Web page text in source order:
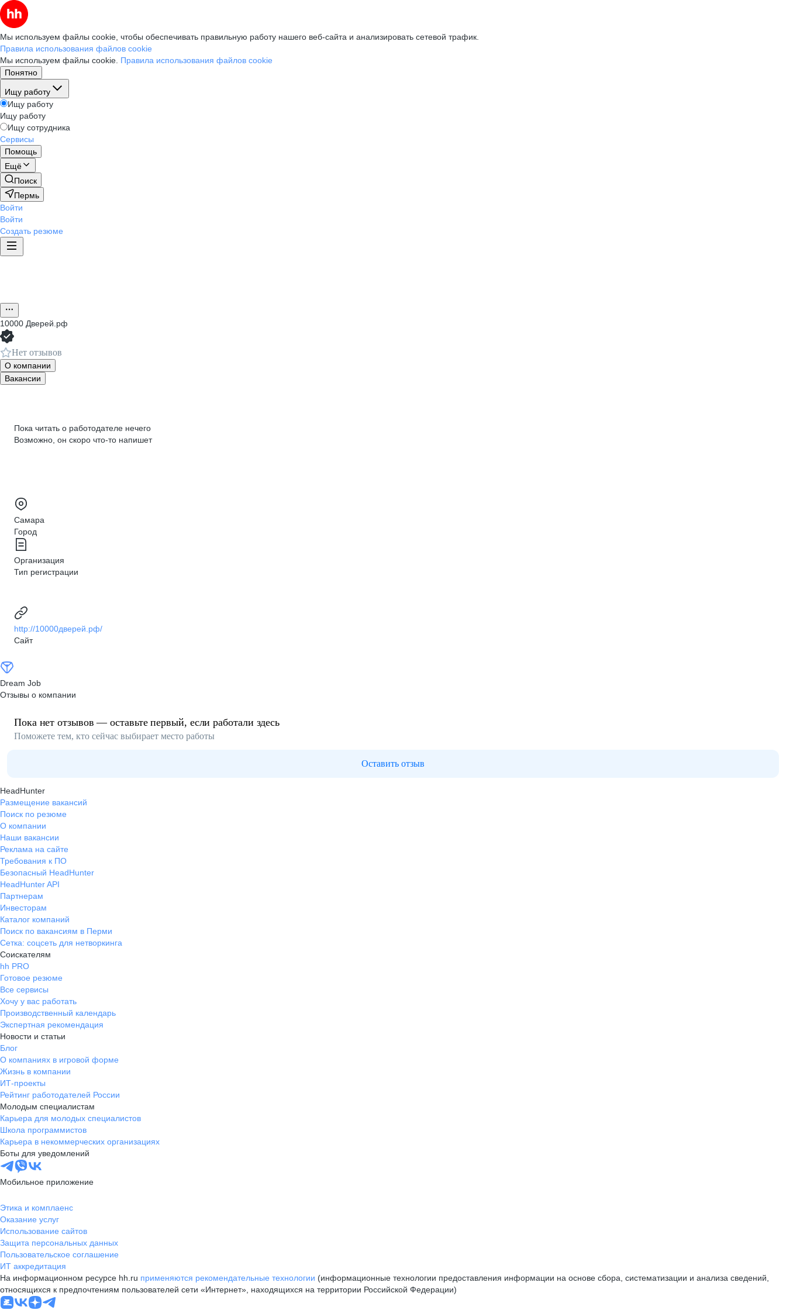
Мы используем файлы cookie, чтобы обеспечивать правильную работу нашего веб-сайта и анализировать сетевой трафик.
Правила использования файлов cookie
Мы используем файлы cookie. Правила использования файлов cookie
Понятно
Ищу работу
Ищу работу
Ищу работу
Ищу сотрудника
Сервисы
Помощь
Ещё
Поиск
Пермь
Войти
Войти
Создать резюме
10000 Дверей.рф
Нет отзывов
О компании
Вакансии
Пока читать о работодателе нечего
Возможно, он скоро что‑то напишет
Самара
Город
Организация
Тип регистрации
http://10000дверей.рф/
Сайт
Dream Job
Отзывы о компании
Пока нет отзывов — оставьте первый, если работали здесь
Поможете тем, кто сейчас выбирает место работы
Оставить отзыв
HeadHunter
Размещение вакансий
Поиск по резюме
О компании
Наши вакансии
Реклама на сайте
Требования к ПО
Безопасный HeadHunter
HeadHunter API
Партнерам
Инвесторам
Каталог компаний
Поиск по вакансиям в Перми
Сетка: соцсеть для нетворкинга
Соискателям
hh PRO
Готовое резюме
Все сервисы
Хочу у вас работать
Производственный календарь
Экспертная рекомендация
Новости и статьи
Блог
О компаниях в игровой форме
Жизнь в компании
ИТ-проекты
Рейтинг работодателей России
Молодым специалистам
Карьера для молодых специалистов
Школа программистов
Карьера в некоммерческих организациях
Боты для уведомлений
Мобильное приложение
Этика и комплаенс
Оказание услуг
Использование сайтов
Защита персональных данных
Пользовательское соглашение
ИТ аккредитация
На информационном ресурсе hh.ru применяются рекомендательные технологии (информационные технологии предоставления информации на основе сбора, систематизации и анализа сведений,
относящихся к предпочтениям пользователей сети «Интернет», находящихся на территории Российской Федерации)